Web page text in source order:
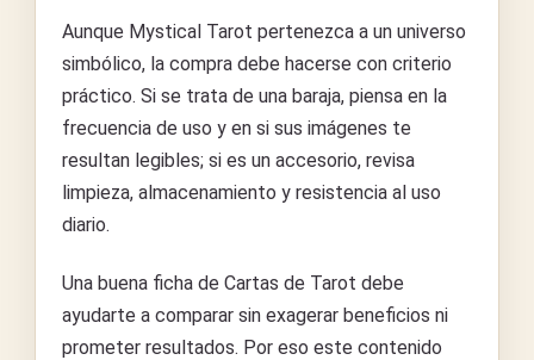
Aunque Mystical Tarot pertenezca a un universo
simbólico, la compra debe hacerse con criterio
práctico. Si se trata de una baraja, piensa en la
frecuencia de uso y en si sus imágenes te
resultan legibles; si es un accesorio, revisa
limpieza, almacenamiento y resistencia al uso
diario.
Una buena ficha de Cartas de Tarot debe
ayudarte a comparar sin exagerar beneficios ni
prometer resultados. Por eso este contenido